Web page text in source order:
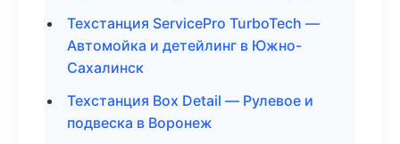
Техстанция ServicePro TurboTech —
Автомойка и детейлинг в Южно-
Сахалинск
Техстанция Box Detail — Рулевое и
подвеска в Воронеж